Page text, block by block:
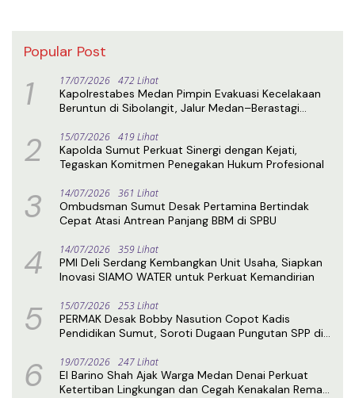
Popular Post
1 17/07/2026 472 Lihat
Kapolrestabes Medan Pimpin Evakuasi Kecelakaan
Beruntun di Sibolangit, Jalur Medan–Berastagi
2 15/07/2026 419 Lihat
Kapolda Sumut Perkuat Sinergi dengan Kejati,
Tegaskan Komitmen Penegakan Hukum Profesional
3 14/07/2026 361 Lihat
Ombudsman Sumut Desak Pertamina Bertindak
Cepat Atasi Antrean Panjang BBM di SPBU
4 14/07/2026 359 Lihat
PMI Deli Serdang Kembangkan Unit Usaha, Siapkan
Inovasi SIAMO WATER untuk Perkuat Kemandirian
5 15/07/2026 253 Lihat
PERMAK Desak Bobby Nasution Copot Kadis
Pendidikan Sumut, Soroti Dugaan Pungutan SPP di
6 19/07/2026 247 Lihat
El Barino Shah Ajak Warga Medan Denai Perkuat
Ketertiban Lingkungan dan Cegah Kenakalan Remaja